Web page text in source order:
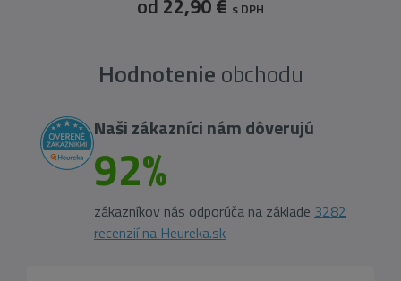
od 22,90 € s DPH
Hodnotenie obchodu
Naši zákazníci nám dôverujú
92%
zákazníkov nás odporúča na základe 3282
recenzií na Heureka.sk